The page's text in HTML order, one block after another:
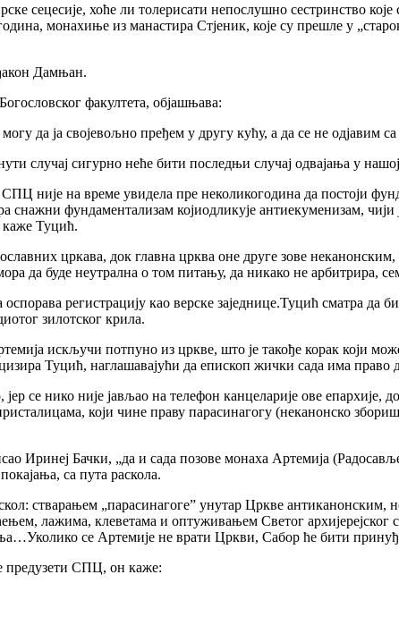
сецесије, хоће ли толерисати непослушно сестринство
монахиње из манастира Стјеник, које су прешле у
Дамњан.
факултета, објашњава:
да ја својевољно пређем у другу кућу, а да се не одјавим са
случај сигурно неће бити последњи случај одвајања у
није на време увидела пре неколикогодина да постоји
фундаментализам којиодликује антиекуменизам, чији
каже Туцић.
цркава, док главна црква оне друге зове
да буде неутрална о том питању, да никако не арбитрира,
регистрацију као верске заједнице.Туцић сматра да
зилотског крила.
искључи потпуно из цркве, што је такође корак који
Туцић, наглашавајући да епископ жички сада има право
се нико није јављао на телефон канцеларије ове
који чине праву парасинагогу (неканонско
Иринеј Бачки, „да и сада позове монаха Артемија
са пута раскола.
стварањем „парасинагоге” унутар Цркве
лажима, клеветама и оптуживањем Светог архијерејског
се Артемије не врати Цркви, Сабор ће бити
предузети СПЦ, он каже: